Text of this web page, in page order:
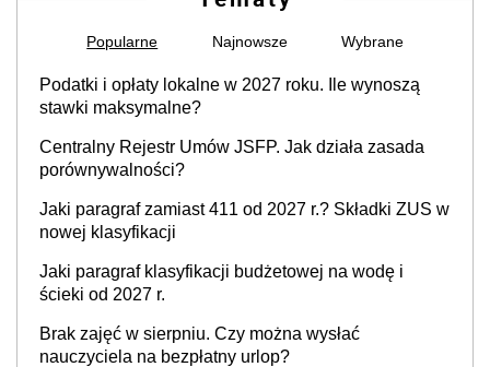
Popularne Najnowsze Wybrane
Podatki i opłaty lokalne w 2027 roku. Ile wynoszą
stawki maksymalne?
Centralny Rejestr Umów JSFP. Jak działa zasada
porównywalności?
Jaki paragraf zamiast 411 od 2027 r.? Składki ZUS w
nowej klasyfikacji
Jaki paragraf klasyfikacji budżetowej na wodę i
ścieki od 2027 r.
Brak zajęć w sierpniu. Czy można wysłać
nauczyciela na bezpłatny urlop?